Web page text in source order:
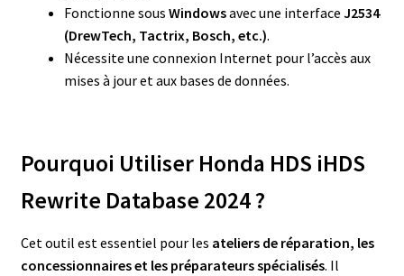
Fonctionne sous Windowsavec une interface J2534
(DrewTech, Tactrix, Bosch, etc.).
Nécessite une connexion Internet pour l’accès aux
mises à jour et aux bases de données.
Pourquoi Utiliser Honda HDS iHDS
Rewrite Database 2024 ?
Cet outil est essentiel pour les ateliers de réparation, les
concessionnaires et les préparateurs spécialisés. Il